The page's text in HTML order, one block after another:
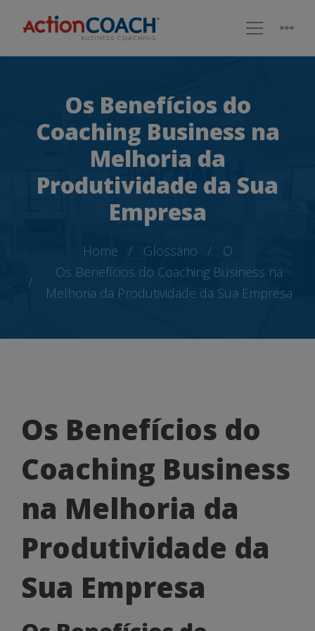
Os Benefícios do
Coaching Business na
Melhoria da
Produtividade da Sua
Empresa
Home Glossário
O
Os Benefícios do Coaching Business na
Melhoria da Produtividade da Sua Empresa
Os
Benefícios
do
Coaching
Business
na
Melhoria
Os Benefícios do
Coaching Business
na Melhoria da
Produtividade da
Sua Empresa